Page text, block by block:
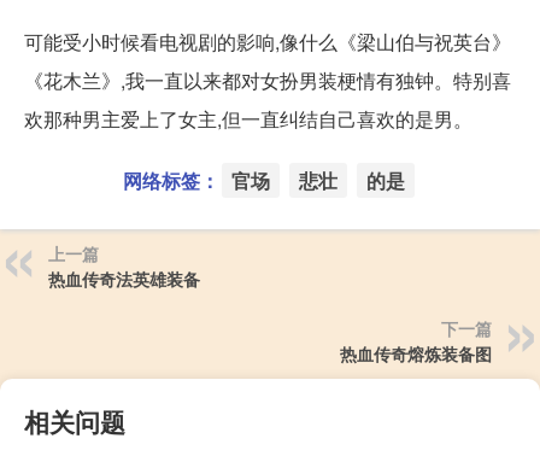
可能受小时候看电视剧的影响,像什么《梁山伯与祝英台》
《花木兰》,我一直以来都对女扮男装梗情有独钟。特别喜
欢那种男主爱上了女主,但一直纠结自己喜欢的是男。
网络标签： 官场 悲壮 的是
上一篇
热血传奇法英雄装备
下一篇
热血传奇熔炼装备图
相关问题